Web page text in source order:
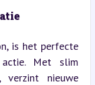
is het perfecte
Met slim
verzint nieuwe